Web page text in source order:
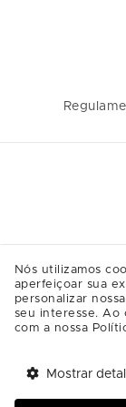
Nós utilizamos
aperfeiçoar sua
personalizar
seu interesse. Ao
com a nossa
Mostrar